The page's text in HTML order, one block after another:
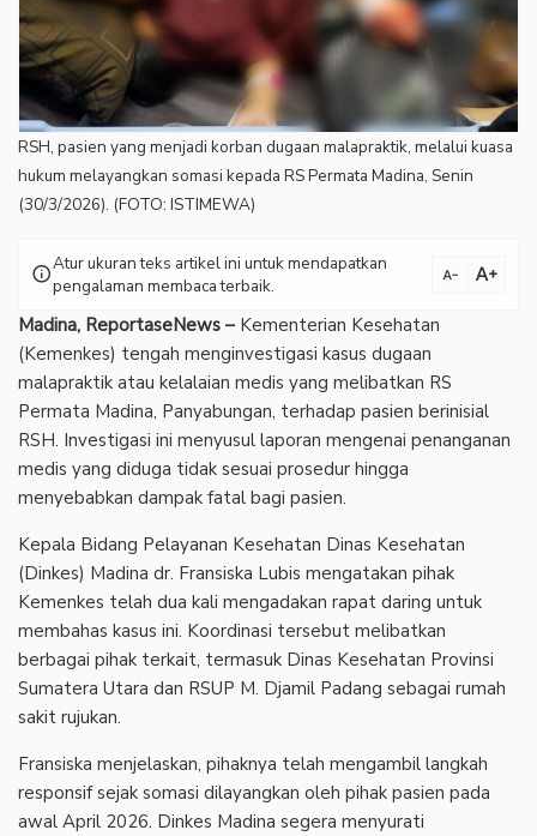
RSH, pasien yang menjadi korban dugaan malapraktik, melalui kuasa
hukum melayangkan somasi kepada RS Permata Madina, Senin
(30/3/2026). (FOTO: ISTIMEWA)
infoAtur ukuran teks artikel ini untuk mendapatkan
pengalaman membaca terbaik.
text_decrease text_increase
Madina, ReportaseNews – Kementerian Kesehatan
(Kemenkes) tengah menginvestigasi kasus dugaan
malapraktik atau kelalaian medis yang melibatkan RS
Permata Madina, Panyabungan, terhadap pasien berinisial
RSH. Investigasi ini menyusul laporan mengenai penanganan
medis yang diduga tidak sesuai prosedur hingga
menyebabkan dampak fatal bagi pasien.
Kepala Bidang Pelayanan Kesehatan Dinas Kesehatan
(Dinkes) Madina dr. Fransiska Lubis mengatakan pihak
Kemenkes telah dua kali mengadakan rapat daring untuk
membahas kasus ini. Koordinasi tersebut melibatkan
berbagai pihak terkait, termasuk Dinas Kesehatan Provinsi
Sumatera Utara dan RSUP M. Djamil Padang sebagai rumah
sakit rujukan.
Fransiska menjelaskan, pihaknya telah mengambil langkah
responsif sejak somasi dilayangkan oleh pihak pasien pada
awal April 2026. Dinkes Madina segera menyurati